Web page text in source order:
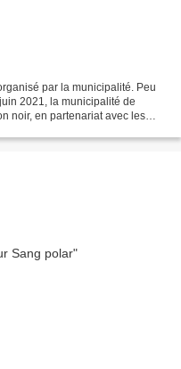
par la municipalité. Peu
2021, la municipalité de
noir, en partenariat avec les